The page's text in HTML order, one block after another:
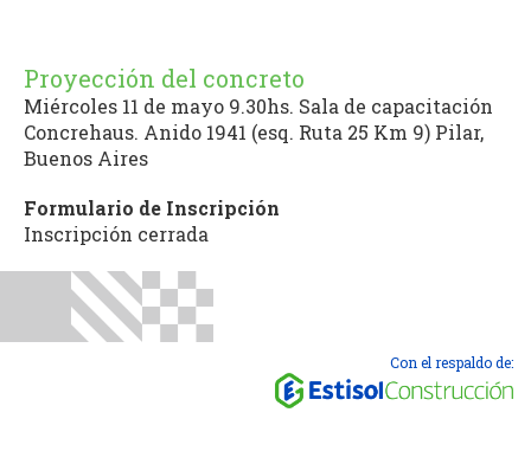
Proyección del concreto
Miércoles 11 de mayo 9.30hs. Sala de capacitación
Concrehaus. Anido 1941 (esq. Ruta 25 Km 9) Pilar,
Buenos Aires
Formulario de Inscripción
Inscripción cerrada
Con el respaldo de: